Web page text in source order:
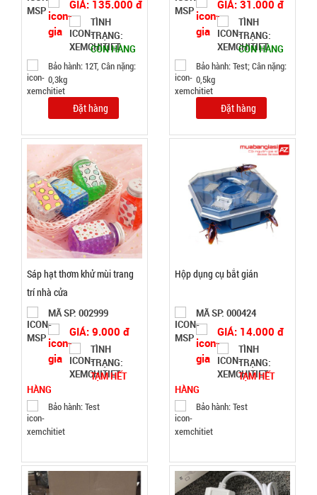
TÌNH
TRẠNG:
CÒN HÀNG
Đặt
hàng
Bộ kềm cắt
003000
GIÁ:
26.500 đ
hành:
Test
GIÁ: 135.000 đ
TÌNH
TRẠNG:
CÒN HÀNG
Bảo hành: 12T, Cân nặng:
0,3kg
Đặt hàng
GIÁ: 31.000 đ
TÌNH
TRẠNG:
CÒN HÀNG
Bảo hành: Test; Cân nặng:
0,5kg
Đặt hàng
Sáp hạt thơm khử mùi trang
trí nhà cửa
MÃ SP: 002999
GIÁ: 9.000 đ
TÌNH
TRẠNG:
TẠM HẾT
HÀNG
Bảo hành: Test
Hộp dụng cụ bắt gián
MÃ SP: 000424
GIÁ: 14.000 đ
TÌNH
TRẠNG:
TẠM HẾT
HÀNG
Bảo hành: Test